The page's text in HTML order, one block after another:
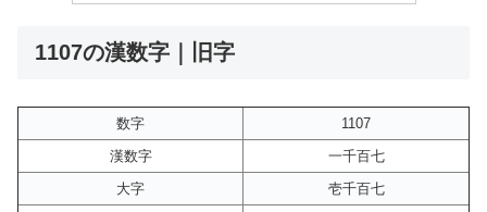
1107の漢数字｜旧字
数字
1107
漢数字
一千百七
大字
壱千百七